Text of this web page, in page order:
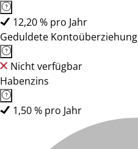
12,20 % pro Jahr
Geduldete Kontoüberziehung
Nicht verfügbar
Habenzins
1,50 % pro Jahr